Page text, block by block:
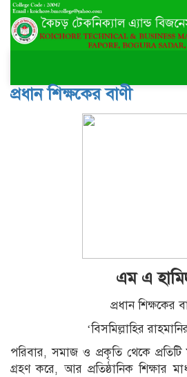
প্রধান শিক্ষকের বাণী
এম এ
প্রধান শিক্ষকের
‘বিসমিল্লাহির
পরিবার, সমাজ ও প্রকৃতি থেকে
গ্রহণ করে, আর প্রতিষ্ঠানিক শিক্ষার